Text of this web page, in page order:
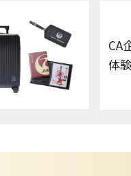
CA
体